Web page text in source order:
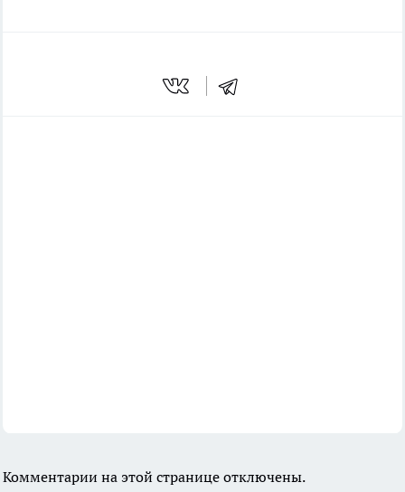
Комментарии на этой странице отключены.